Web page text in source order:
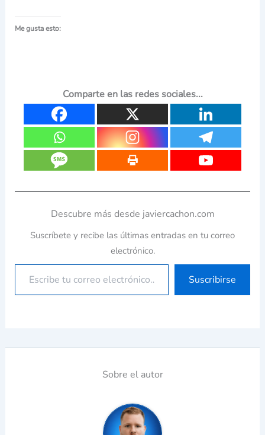
Me gusta esto:
Comparte en las redes sociales...
Descubre más desde javiercachon.com
Suscríbete y recibe las últimas entradas en tu correo
electrónico.
Suscribirse
Sobre el autor